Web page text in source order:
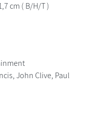
cm ( B/H/T )
John Clive, Paul